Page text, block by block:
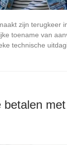
zijn terugkeer
toename van
technische